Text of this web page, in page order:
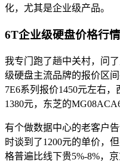
化，尤其是企业级产品。
6T企业级硬盘价格行情
我专门跑了趟中关村，问
级硬盘主流品牌的报价区
7E6系列报价1450元左右，
1380元，东芝的
有个做数据中心的老客户
时谈到了1200元的单价，
格普遍比线下贵5%-8%，